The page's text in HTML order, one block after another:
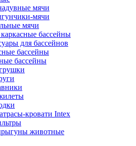
мячи
мячи
мячи
бассейны
для бассейнов
бассейны
бассейны
кровати Intex
животные